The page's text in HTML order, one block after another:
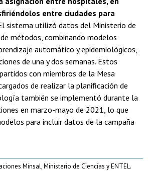
entre ciudades para
sistema utilizó datos del Ministerio de
métodos, combinando modelos
automático y epidemiológicos,
de una y dos semanas. Estos
con miembros de la Mesa
de realizar la planificación de
también se implementó durante la
en marzo-mayo de 2021, lo que
para incluir datos de la campaña
Minsal, Ministerio de Ciencias y ENTEL.